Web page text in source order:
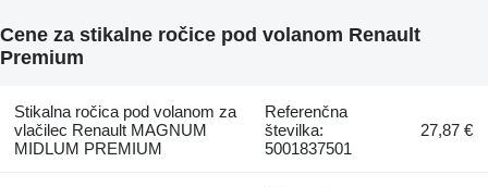
Cene za stikalne ročice pod volanom Renault
Premium
Stikalna ročica pod volanom za
vlačilec Renault MAGNUM
MIDLUM PREMIUM
Referenčna
številka:
5001837501
27,87 €